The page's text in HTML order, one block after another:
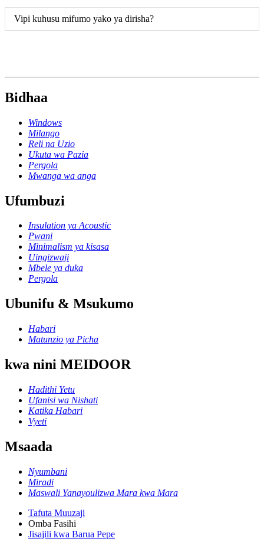
Vipi kuhusu mifumo yako ya dirisha?
Bidhaa
Windows
Milango
Reli na Uzio
Ukuta wa Pazia
Pergola
Mwanga wa anga
Ufumbuzi
Insulation ya Acoustic
Pwani
Minimalism ya kisasa
Uingizwaji
Mbele ya duka
Pergola
Ubunifu & Msukumo
Habari
Matunzio ya Picha
kwa nini MEIDOOR
Hadithi Yetu
Ufanisi wa Nishati
Katika Habari
Vyeti
Msaada
Nyumbani
Miradi
Maswali Yanayoulizwa Mara kwa Mara
Tafuta Muuzaji
Omba Fasihi
Jisajili kwa Barua Pepe